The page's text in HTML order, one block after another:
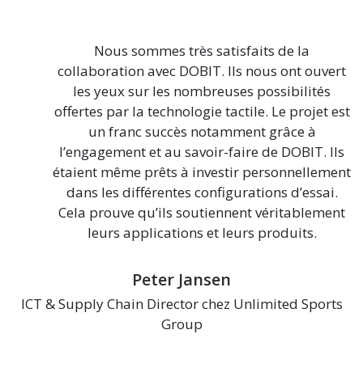
Nous sommes très satisfaits de la
collaboration avec DOBIT. Ils nous ont ouvert
les yeux sur les nombreuses possibilités
offertes par la technologie tactile. Le projet est
un franc succès notamment grâce à
l’engagement et au savoir-faire de DOBIT. Ils
étaient même prêts à investir personnellement
dans les différentes configurations d’essai.
Cela prouve qu’ils soutiennent véritablement
leurs applications et leurs produits.
Peter Jansen
ICT & Supply Chain Director chez Unlimited Sports
Group